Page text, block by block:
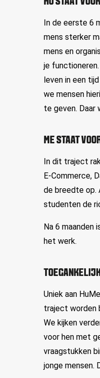
In de eerste 6
mens sterker
mens en
je
leven in een
we mensen
te geven. Daar
ME STAAT
In dit traject
E-Commerce,
de breedte op.
studenten de
Na 6 maanden
het werk.
Uniek aan
traject worden
We kijken
voor hen met
vraagstukken
jonge mensen.